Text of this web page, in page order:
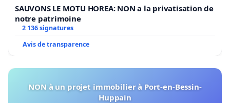
SAUVONS LE MOTU HOREA: NON a la privatisation de
notre patrimoine
2 136 signatures
Avis de transparence
NON à un projet immobilier à Port-en-Bessin-
Huppain